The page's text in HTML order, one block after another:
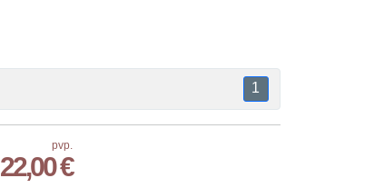
1
pvp.
22,00 €